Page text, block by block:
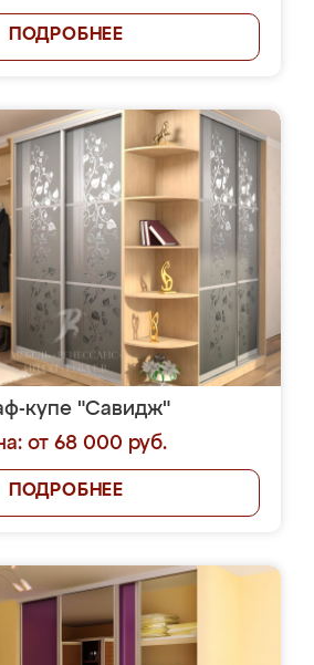
ПОДРОБНЕЕ
купе "Савидж"
от 68 000 руб.
ПОДРОБНЕЕ